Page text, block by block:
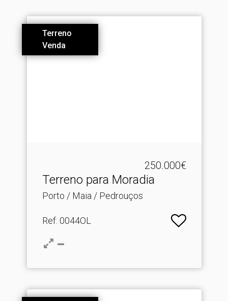
Terreno
Venda
250.000€
Terreno para Moradia
Porto / Maia / Pedrouços
Ref: 0044OL